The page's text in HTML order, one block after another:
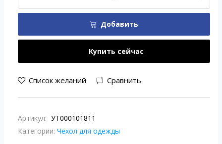
Добавить
Купить сейчас
Список желаний Сравнить
Артикул: УТ000101811
Категории: Чехол для одежды